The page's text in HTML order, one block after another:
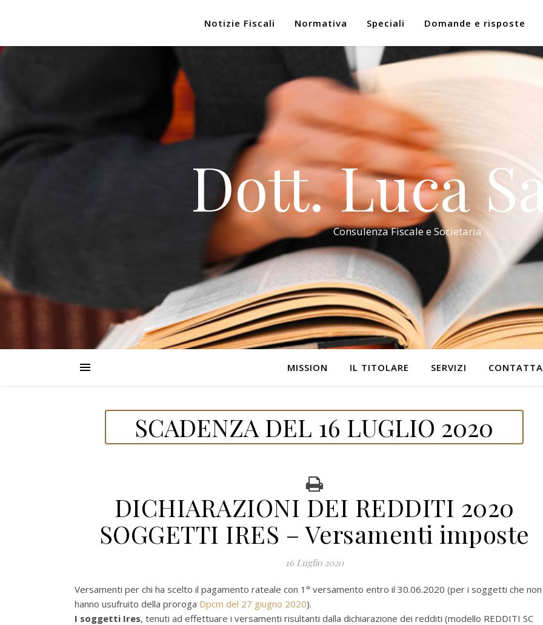
Notizie Fiscali Normativa Speciali Domande e risposte
Dott. Luca
Consulenza Fiscale e Societaria
MISSION IL TITOLARE SERVIZI
SCADENZA DEL 16 LUGLIO 2020
DICHIARAZIONI DEI REDDITI 2020
SOGGETTI IRES – Versamenti imposte
16 Luglio 2020
Versamenti per chi ha scelto il pagamento rateale con 1° versamento entro il 30.06.2020 (per i soggetti che non
hanno usufruito della proroga Dpcm del 27 giugno 2020).
I soggetti Ires, tenuti ad effettuare i versamenti risultanti dalla dichiarazione dei redditi (modello REDDITI SC